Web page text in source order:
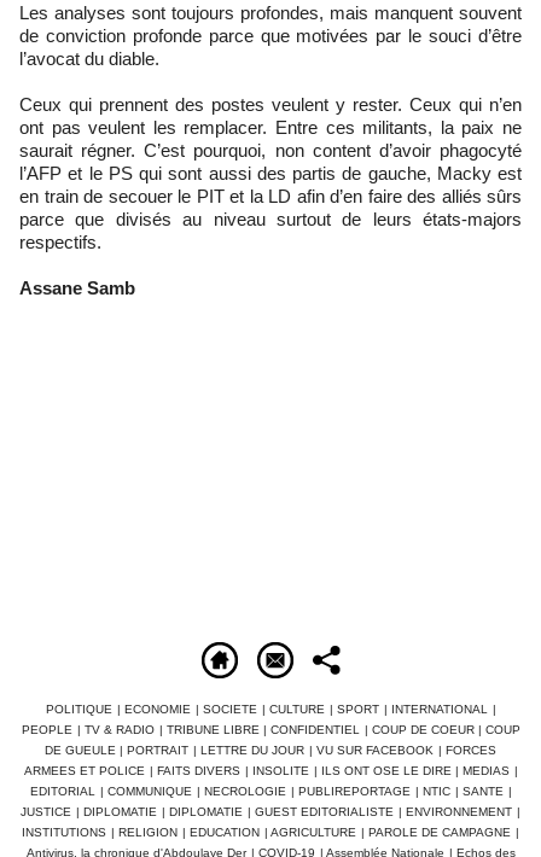
Les analyses sont toujours profondes, mais manquent souvent
de conviction profonde parce que motivées par le souci d’être
l’avocat du diable.
Ceux qui prennent des postes veulent y rester. Ceux qui n’en
ont pas veulent les remplacer. Entre ces militants, la paix ne
saurait régner. C’est pourquoi, non content d’avoir phagocyté
l’AFP et le PS qui sont aussi des partis de gauche, Macky est
en train de secouer le PIT et la LD afin d’en faire des alliés sûrs
parce que divisés au niveau surtout de leurs états-majors
respectifs.
Assane Samb
POLITIQUE | ECONOMIE | SOCIETE | CULTURE | SPORT | INTERNATIONAL
|
PEOPLE | TV & RADIO | TRIBUNE LIBRE | CONFIDENTIEL | COUP DE COEUR | COUP
DE GUEULE | PORTRAIT | LETTRE DU JOUR | VU SUR FACEBOOK | FORCES
ARMEES ET POLICE | FAITS DIVERS | INSOLITE | ILS ONT OSE LE DIRE | MEDIAS |
EDITORIAL
| COMMUNIQUE | NECROLOGIE | PUBLIREPORTAGE | NTIC | SANTE |
JUSTICE | DIPLOMATIE | DIPLOMATIE | GUEST EDITORIALISTE | ENVIRONNEMENT |
INSTITUTIONS | RELIGION | EDUCATION | AGRICULTURE | PAROLE DE CAMPAGNE |
Antivirus, la chronique d'Abdoulaye Der | COVID-19 | Assemblée Nationale | Echos des